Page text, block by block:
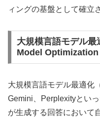
ィングの基盤として確立
大規模言語モデル
Model Optimization
大規模言語モデル最適化
Gemini、Perplexityとい
が生成する回答において